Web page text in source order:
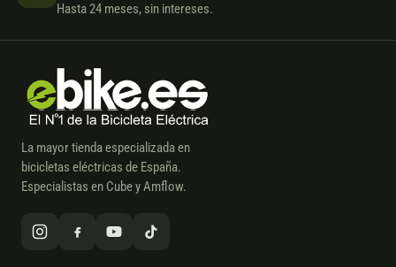
Hasta 24 meses, sin intereses.
La mayor tienda especializada en
bicicletas eléctricas de España.
Especialistas en Cube y Amflow.